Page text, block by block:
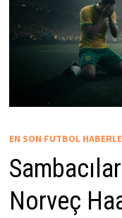
EN SON FUTBOL
Norveç